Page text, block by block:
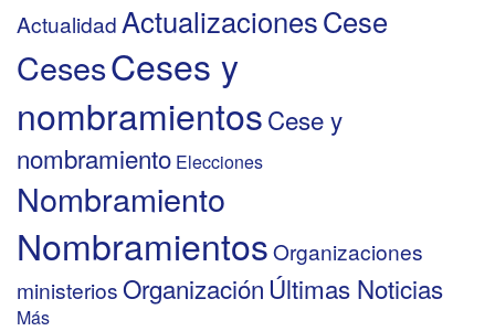
Actualidad ActualizacionesCese
CesesCeses y
nombramientosCese y
nombramiento Elecciones
Nombramiento
NombramientosOrganizaciones
ministeriosOrganizaciónÚltimas Noticias
Más